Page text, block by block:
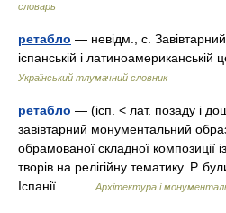
словарь
ретабло — невідм., с.
іспанській і
Український тлумачний словник
ретабло — (ісп. < лат. позаду і
завівтарний монументальний
обрамованої складної композиції
творів на релігійну тематику. Р.
Іспанії… …
Архітектура і